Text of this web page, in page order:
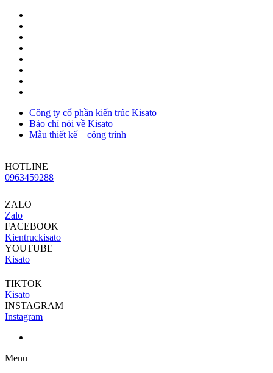
Công ty cổ phần kiến trúc Kisato
Báo chí nói về Kisato
Mẫu thiết kế – công trình
HOTLINE
0963459288
ZALO
Zalo
FACEBOOK
Kientruckisato
YOUTUBE
Kisato
TIKTOK
Kisato
INSTAGRAM
Instagram
Menu